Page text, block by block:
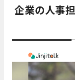
企業の人事